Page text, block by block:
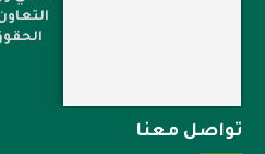
تواصل معنا